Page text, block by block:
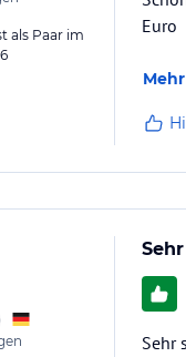
als Paar im
Euro
Sehr